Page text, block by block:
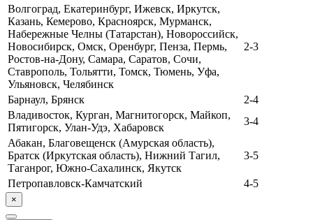
Волгоград, Екатеринбург, Ижевск, Иркутск,
Казань, Кемерово, Красноярск, Мурманск,
Набережные Челны (Татарстан), Новороссийск,
Новосибирск, Омск, Оренбург, Пенза, Пермь,
Ростов-на-Дону, Самара, Саратов, Сочи,
Ставрополь, Тольятти, Томск, Тюмень, Уфа,
Ульяновск, Челябинск
2-3
Барнаул, Брянск
2-4
Владивосток, Курган, Магнитогорск, Майкоп,
Пятигорск, Улан-Удэ, Хабаровск
3-4
Абакан, Благовещенск (Амурская область),
Братск (Иркутская область), Нижний Тагил,
Таганрог, Южно-Сахалинск, Якутск
3-5
Петропавловск-Камчатский 4-5
×